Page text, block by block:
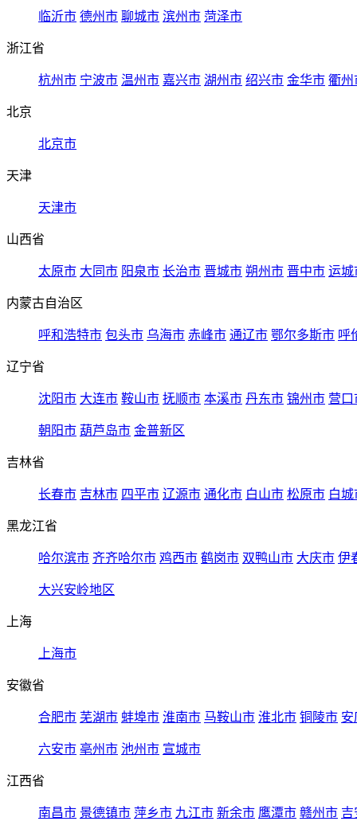
临沂市 德州市 聊城市 滨州市 菏泽市
浙江省
杭州市 宁波市 温州市 嘉兴市 湖州市 绍兴市 金华市 衢州
北京
北京市
天津
天津市
山西省
太原市 大同市 阳泉市 长治市 晋城市 朔州市 晋中市 运城
内蒙古自治区
呼和浩特市 包头市 乌海市 赤峰市 通辽市 鄂尔多斯市 呼
辽宁省
沈阳市 大连市 鞍山市 抚顺市 本溪市 丹东市 锦州市 营口
朝阳市 葫芦岛市 金普新区
吉林省
长春市 吉林市 四平市 辽源市 通化市 白山市 松原市 白城
黑龙江省
哈尔滨市 齐齐哈尔市 鸡西市 鹤岗市 双鸭山市 大庆市 伊
大兴安岭地区
上海
上海市
安徽省
合肥市 芜湖市 蚌埠市 淮南市 马鞍山市 淮北市 铜陵市 安
六安市 亳州市 池州市 宣城市
江西省
南昌市 景德镇市 萍乡市 九江市 新余市 鹰潭市 赣州市 吉